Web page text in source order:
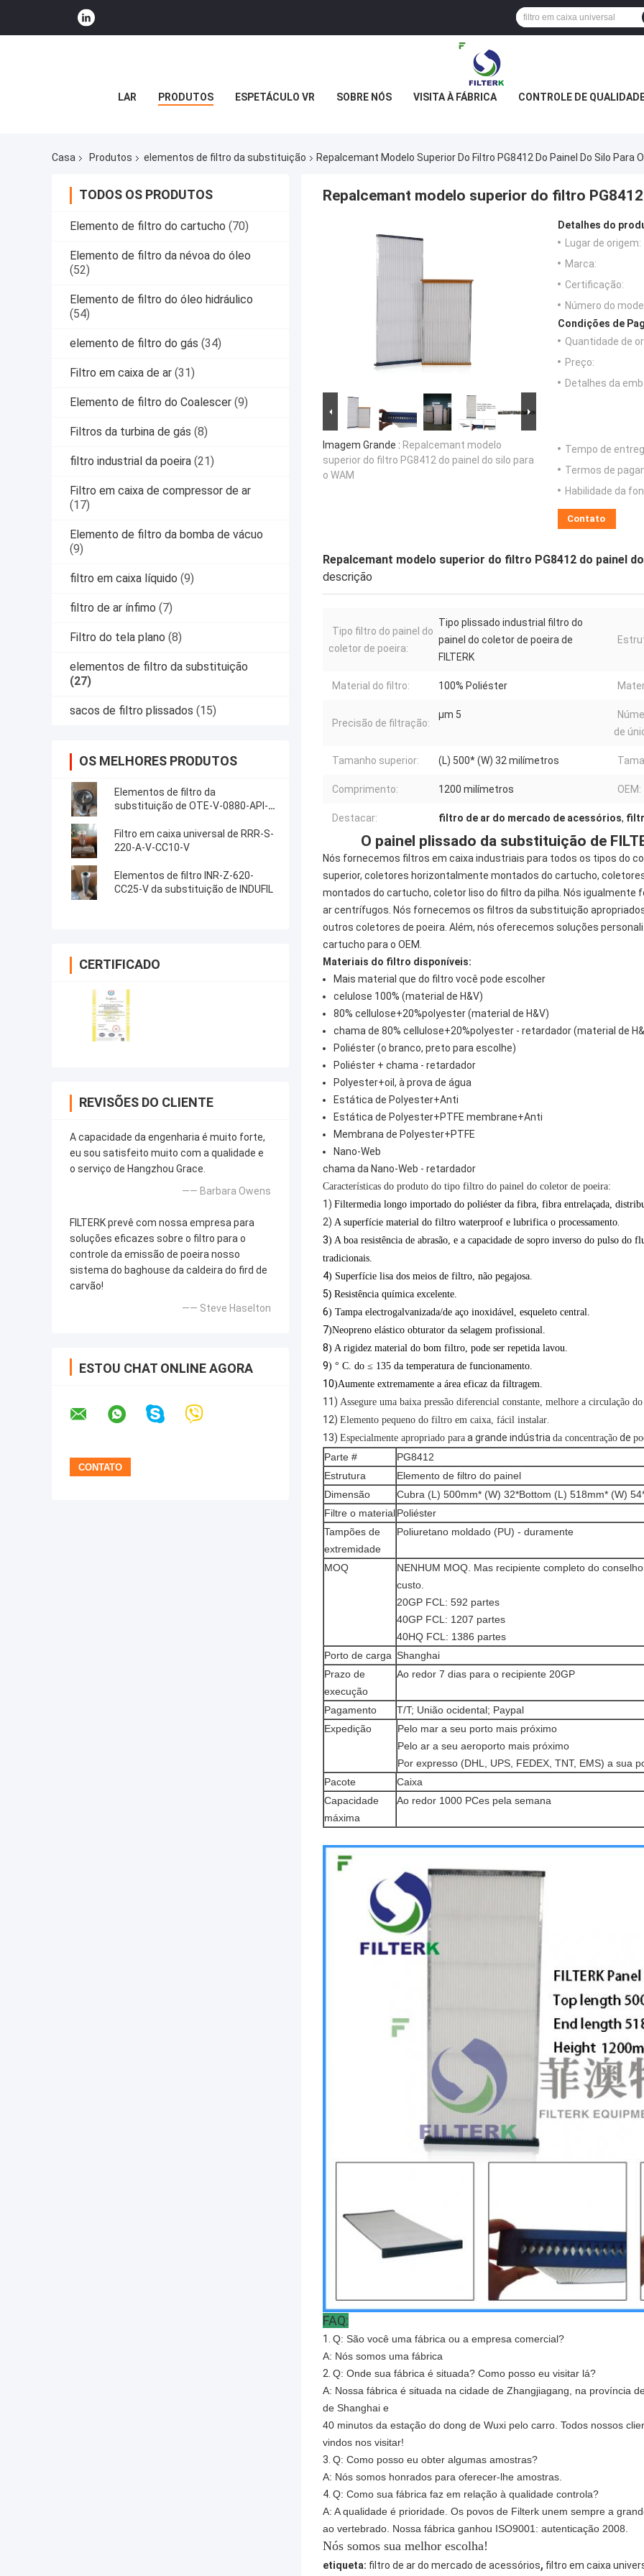
LAR PRODUTOS ESPETÁCULO VR SOBRE NÓS VISITA À FÁBRICA CONTROLE DE
Casa Produtos elementos de filtro da substituição Repalcemant Modelo Superior Do Filtro PG8412 Do Painel Do Silo Para
TODOS OS PRODUTOS
Elemento de filtro do cartucho (70)
Elemento de filtro da névoa do óleo
(52)
Elemento de filtro do óleo hidráulico
(54)
elemento de filtro do gás (34)
Filtro em caixa de ar (31)
Elemento de filtro do Coalescer (9)
Filtros da turbina de gás (8)
filtro industrial da poeira (21)
Filtro em caixa de compressor de ar
(17)
Elemento de filtro da bomba de vácuo
(9)
filtro em caixa líquido (9)
filtro de ar ínfimo (7)
Filtro do tela plano (8)
elementos de filtro da substituição
(27)
sacos de filtro plissados (15)
OS MELHORES PRODUTOS
Elementos de filtro da
substituição de OTE-V-0880-API-
Filtro em caixa universal de RRR-S-
220-A-V-CC10-V
Elementos de filtro INR-Z-620-
CC25-V da substituição de INDUFIL
CERTIFICADO
REVISÕES DO CLIENTE
A capacidade da engenharia é muito forte,
eu sou satisfeito muito com a qualidade e
o serviço de Hangzhou Grace.
—— Barbara Owens
FILTERK prevê com nossa empresa para
soluções eficazes sobre o filtro para o
controle da emissão de poeira nosso
sistema do baghouse da caldeira do fird de
carvão!
—— Steve Haselton
ESTOU CHAT ONLINE AGORA
Repalcemant modelo superior do filtro
Imagem Grande : Repalcemant modelo
superior do filtro PG8412 do painel do silo para
o WAM
Detalhes do
Lugar de origem:
Marca:
Certificação:
Número do
Condições de
Quantidade de
Preço:
Detalhes da
Tempo de
Termos de
Habilidade da
Contato
Repalcemant modelo superior do filtro PG8412 do painel
descrição
Tipo filtro do painel do
coletor de poeira:
Tipo plissado industrial filtro do
painel do coletor de poeira de
FILTERK
Material do filtro: 100% Poliéster
Precisão de filtração:
μm 5
de
Tamanho superior: (L) 500* (W) 32 milímetros
Comprimento: 1200 milímetros OEM:
Destacar: filtro de ar do mercado de acessórios,
O painel plissado da substituição de
Nós fornecemos filtros em caixa industriais para todos os tipos do
superior, coletores horizontalmente montados do cartucho,
montados do cartucho, coletor liso do filtro da pilha. Nós
ar centrífugos. Nós fornecemos os filtros da substituição apropriados
outros coletores de poeira. Além, nós oferecemos soluções
cartucho para o OEM.
Materiais do filtro disponíveis:
Mais material que do filtro você pode escolher
celulose 100% (material de H&V)
80% cellulose+20%polyester (material de H&V)
chama de 80% cellulose+20%polyester - retardador (material de
Poliéster (o branco, preto para escolhe)
Poliéster + chama - retardador
Polyester+oil, à prova de água
Estática de Polyester+Anti
Estática de Polyester+PTFE membrane+Anti
Membrana de Polyester+PTFE
Nano-Web
chama da Nano-Web - retardador
Características do produto do tipo filtro do painel do coletor de poeira:
1) Filtermedia longo importado do poliéster da fibra, fibra entrelaçada,
2) A superfície material do filtro waterproof e lubrifica o processamento.
3) A boa resistência de abrasão, e a capacidade de sopro inverso do pulso
tradicionais.
4) Superfície lisa dos meios de filtro, não pegajosa.
5) Resistência química excelente.
6) Tampa electrogalvanizada/de aço inoxidável, esqueleto central.
7)Neopreno elástico obturator da selagem profissional.
8) A rigidez material do bom filtro, pode ser repetida lavou.
9) ° C. do ≤ 135 da temperatura de funcionamento.
10)Aumente extremamente a área eficaz da filtragem.
11) Assegure uma baixa pressão diferencial constante, melhore a circulação
12) Elemento pequeno do filtro em caixa, fácil instalar.
13) Especialmente apropriado para a grande indústria da concentração de
Parte #
PG8412
Estrutura
Elemento de filtro do painel
Dimensão
Cubra (L) 500mm* (W) 32*Bottom (L) 518mm* (W)
Filtre o materialPoliéster
Tampões de
extremidade
Poliuretano moldado (PU) - duramente
MOQ
NENHUM MOQ. Mas recipiente completo do
custo.
20GP FCL: 592 partes
40GP FCL: 1207 partes
40HQ FCL: 1386 partes
Porto de carga Shanghai
Prazo de
execução
Ao redor 7 dias para o recipiente 20GP
Pagamento
T/T; União ocidental; Paypal
Expedição
Pelo mar a seu porto mais próximo
Pelo ar a seu aeroporto mais próximo
Por expresso (DHL, UPS, FEDEX, TNT, EMS) a sua
Pacote
Caixa
Capacidade
máxima
Ao redor 1000 PCes pela semana
FAQ:
1. Q: São você uma fábrica ou a empresa comercial?
A: Nós somos uma fábrica
2. Q: Onde sua fábrica é situada? Como posso eu visitar lá?
A: Nossa fábrica é situada na cidade de Zhangjiagang, na província
de Shanghai e
40 minutos da estação do dong de Wuxi pelo carro. Todos nossos
vindos nos visitar!
3. Q: Como posso eu obter algumas amostras?
A: Nós somos honrados para oferecer-lhe amostras.
4. Q: Como sua fábrica faz em relação à qualidade controla?
A: A qualidade é prioridade. Os povos de Filterk unem sempre a
ao vertebrado. Nossa fábrica ganhou ISO9001: autenticação 2008.
Nós somos sua melhor escolha!
etiqueta: filtro de ar do mercado de acessórios, filtro em caixa